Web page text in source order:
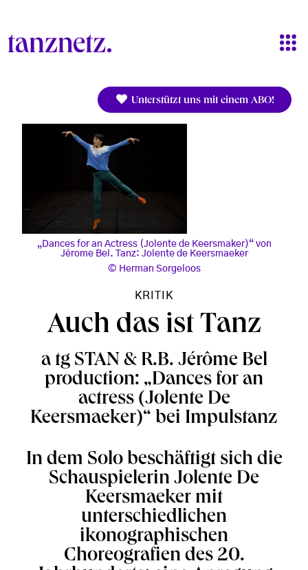
Unterstützt uns mit einem ABO!
„Dances for an Actress (Jolente de Keersmaker)“ von
Jérome Bel. Tanz: Jolente de Keersmaeker
Herman Sorgeloos
KRITIK
Auch das ist Tanz
a tg STAN & R.B. Jérôme Bel
production: „Dances for an
actress (Jolente De
Keersmaeker)“ bei Impulstanz
In dem Solo beschäftigt sich die
Schauspielerin Jolente De
Keersmaeker mit
unterschiedlichen
ikonographischen
Choreografien des 20.